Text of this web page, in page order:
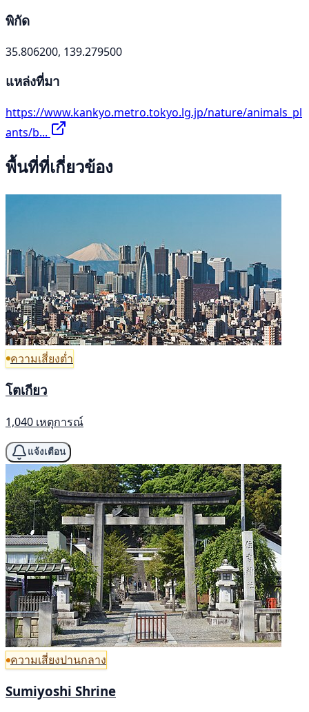
พิกัด
35.806200, 139.279500
แหล่งที่มา
https://www.kankyo.metro.tokyo.lg.jp/nature/animals_pl
ants/b...
พื้นที่ที่เกี่ยวข้อง
ความเสี่ยงต่ำ
โตเกียว
1,040 เหตุการณ์
แจ้งเตือน
ความเสี่ยงปานกลาง
Sumiyoshi Shrine